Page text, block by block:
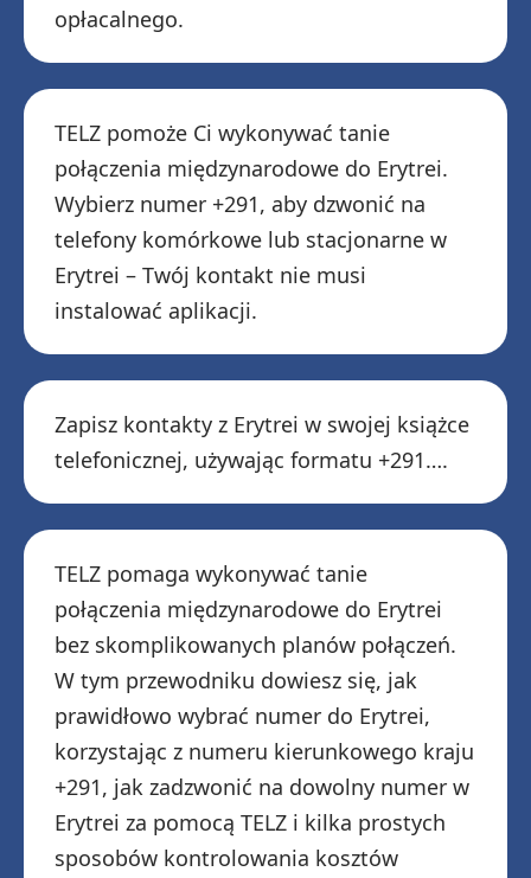
opłacalnego.
TELZ pomoże Ci wykonywać tanie
połączenia międzynarodowe do Erytrei.
Wybierz numer +291, aby dzwonić na
telefony komórkowe lub stacjonarne w
Erytrei – Twój kontakt nie musi
instalować aplikacji.
Zapisz kontakty z Erytrei w swojej książce
telefonicznej, używając formatu +291….
TELZ pomaga wykonywać tanie
połączenia międzynarodowe do Erytrei
bez skomplikowanych planów połączeń.
W tym przewodniku dowiesz się, jak
prawidłowo wybrać numer do Erytrei,
korzystając z numeru kierunkowego kraju
+291, jak zadzwonić na dowolny numer w
Erytrei za pomocą TELZ i kilka prostych
sposobów kontrolowania kosztów